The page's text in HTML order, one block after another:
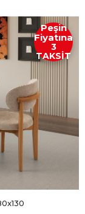
Peşin
Fiyatına
3
TAKSİT